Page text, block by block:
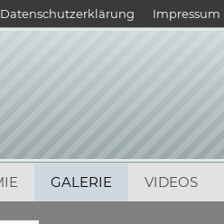
Datenschutzerklärung Impressum
GALERIE VIDEOS